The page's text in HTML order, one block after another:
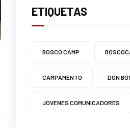
ETIQUETAS
BOSCO CAMP
CAMPAMENTO DON
JOVENES COMUNICADORES